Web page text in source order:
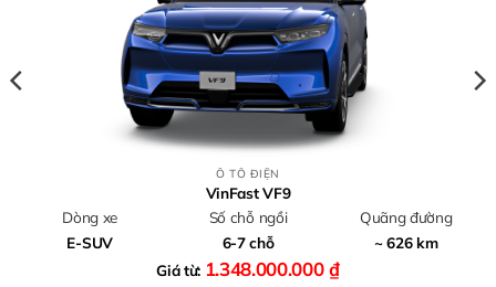
Ô TÔ ĐIỆN
VinFast VF9
Dòng xe
E-SUV
Số chỗ ngồi
6-7 chỗ
Quãng đường
~ 626 km
Giá từ: 1.348.000.000₫